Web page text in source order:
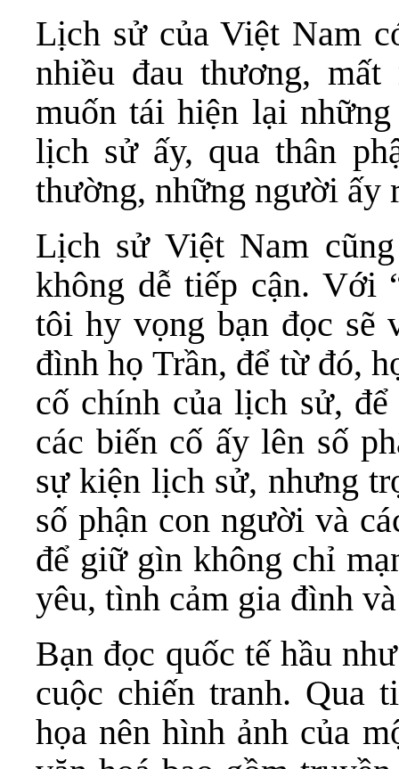
Lịch sử của Việt Nam
nhiều đau thương,
muốn tái hiện lại
lịch sử ấy, qua thân
thường, những người ấy
Lịch sử Việt Nam
không dễ tiếp cận. Với
tôi hy vọng bạn đọc sẽ
đình họ Trần, để từ đó,
cố chính của lịch sử,
các biến cố ấy lên số
sự kiện lịch sử, nhưng
số phận con người và
để giữ gìn không chỉ
yêu, tình cảm gia đình
Bạn đọc quốc tế hầu
cuộc chiến tranh. Qua
họa nên hình ảnh của